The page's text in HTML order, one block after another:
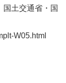
土交通省・国
W05.html